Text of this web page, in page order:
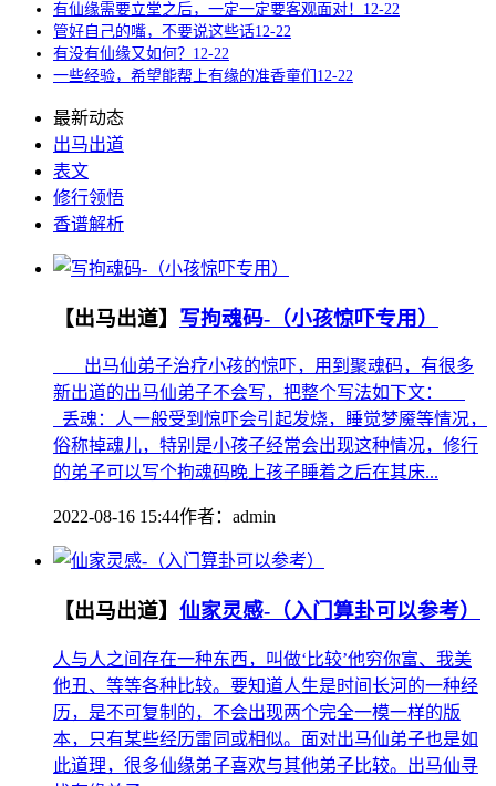
有仙缘需要立堂之后，一定一定要客观面对！ 12-22
管好自己的嘴，不要说这些话12-22
有没有仙缘又如何？ 12-22
一些经验，希望能帮上有缘的准香童们 12-22
最新动态
出马出道
表文
修行领悟
香谱解析
【出马出道】 写拘魂码-（小孩惊吓专用）
出马仙弟子治疗小孩的惊吓，用到聚魂码，有很多
新出道的出马仙弟子不会写，把整个写法如下文：
丢魂：人一般受到惊吓会引起发烧，睡觉梦魇等情况，
俗称掉魂儿，特别是小孩子经常会出现这种情况，修行
的弟子可以写个拘魂码晚上孩子睡着之后在其床...
2022-08-16 15:44作者： admin
【出马出道】 仙家灵感-（入门算卦可以参考）
人与人之间存在一种东西，叫做‘比较’他穷你富、我美
他丑、等等各种比较。要知道人生是时间长河的一种经
历，是不可复制的，不会出现两个完全一模一样的版
本，只有某些经历雷同或相似。面对出马仙弟子也是如
此道理，很多仙缘弟子喜欢与其他弟子比较。出马仙寻